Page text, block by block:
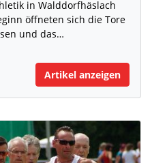
in Walddorfhäslach
öffneten sich die Tore
und das…
Artikel anzeigen